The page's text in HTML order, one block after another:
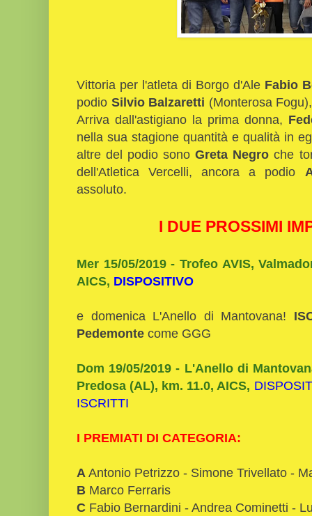
Vittoria per l'atleta di Borgo d'Ale Fabio
podio Silvio Balzaretti (Monterosa
Arriva dall'astigiano la prima donna,
nella sua stagione quantità e qualità in
altre del podio sonoGreta Negro che
dell'Atletica Vercelli, ancora a podio
assoluto.
I DUE PROSSIMI
Mer 15/05/2019 - Trofeo AVIS,
AICS, DISPOSITIVO
e domenica L'Anello di Mantovana!
Pedemonte come GGG
Dom 19/05/2019 - L'Anello di
Predosa (AL), km. 11.0, AICS,
ISCRITTI
I PREMIATI DI CATEGORIA:
A Antonio Petrizzo - Simone Trivellato -
B Marco Ferraris
C Fabio Bernardini - Andrea Cominetti -